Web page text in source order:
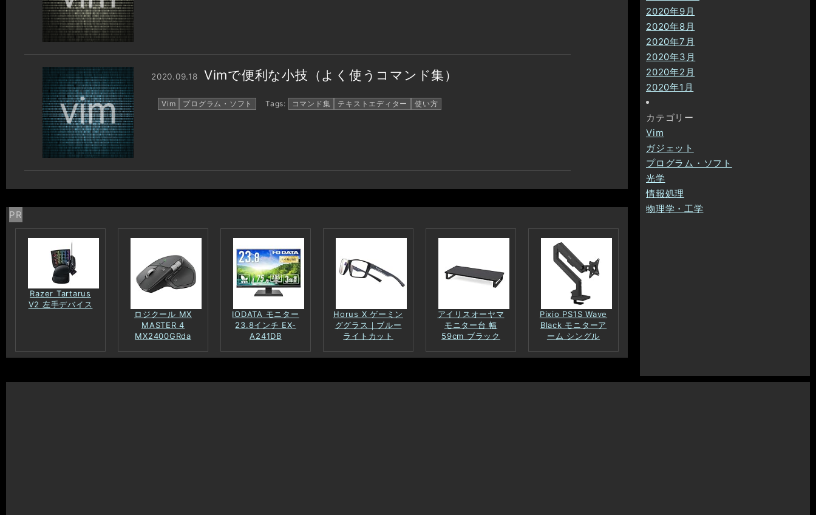
2020.09.18 Vimで便利な小技（よく使うコマンド集）
Vim プログラム・ソフト Tags: コマンド集 テキストエディター 使い方
PR
Razer Tartarus
V2 左手デバイス
ロジクール MX
MASTER 4
MX2400GRda
IODATA モニター
23.8インチ EX-
A241DB
Horus X ゲーミン
ググラス｜ブルー
ライトカット
アイリスオーヤマ
モニター台 幅
59cm ブラック
Pixio PS1S Wave
Black モニターア
ーム シングル
2020年9月
2020年8月
2020年7月
2020年3月
2020年2月
2020年1月
カテゴリー
Vim
ガジェット
プログラム・ソフト
光学
情報処理
物理学・工学